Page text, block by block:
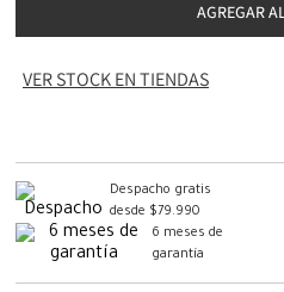
AGREGAR
VER STOCK EN TIENDAS
Despacho gratis
desde $79.990
6 meses de
garantía